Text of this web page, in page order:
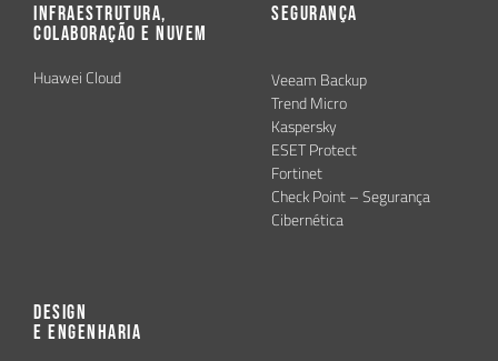
Infraestrutura,
Colaboração e Nuvem
Huawei Cloud
Segurança
Veeam Backup
Trend Micro
Kaspersky
ESET Protect
Fortinet
Check Point – Segurança
Cibernética
Design
e Engenharia